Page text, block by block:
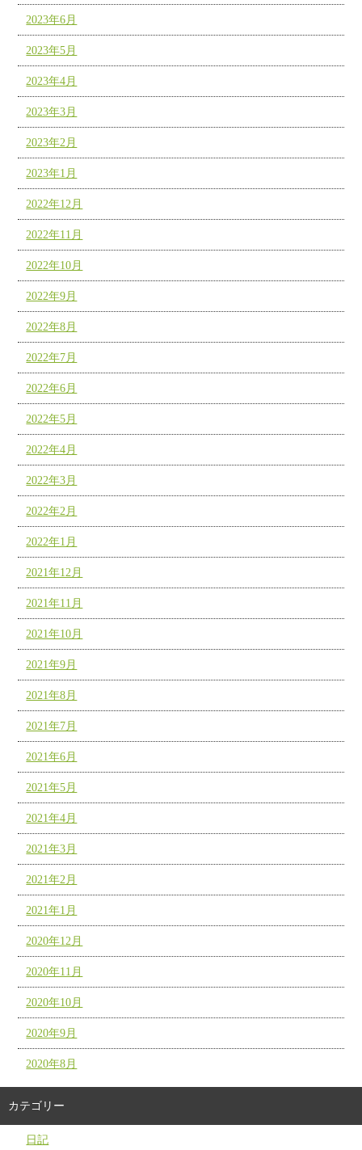
2023年6月
2023年5月
2023年4月
2023年3月
2023年2月
2023年1月
2022年12月
2022年11月
2022年10月
2022年9月
2022年8月
2022年7月
2022年6月
2022年5月
2022年4月
2022年3月
2022年2月
2022年1月
2021年12月
2021年11月
2021年10月
2021年9月
2021年8月
2021年7月
2021年6月
2021年5月
2021年4月
2021年3月
2021年2月
2021年1月
2020年12月
2020年11月
2020年10月
2020年9月
2020年8月
カテゴリー
日記